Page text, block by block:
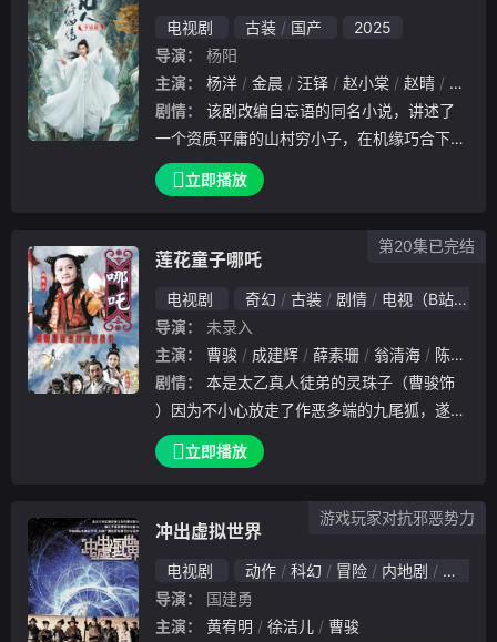
电视剧 古装 国产
2025
导演：
杨阳
主演：
杨洋 金晨 汪铎 赵小棠 赵晴 柳岩
剧情：
一个资质平庸的山村穷小子，在机缘巧合下进
入修仙门派，依靠自己的谋略与谨慎，一路不
断努力突破、热血修仙的故事。手语版：本剧
限公司制作；制片人：张晔（听障）；审稿：
。
立即播放
莲花童子哪吒
电视剧 奇幻 古装 剧情
电视（B站）
导演：
未录入
主演：
曹骏 成建辉 薛素珊 翁清海 陈天文
剧情：
）因为不小心放走了作恶多端的九尾狐，遂被
解除仙籍，贬到了人间，投胎成为了陈塘关李
靖之子。投胎成为人类的灵珠子，也就是哪吒
爱打抱不平，惹出了不少事端；而那一边，被
）身上，迷惑了纣王，让苍生受苦。某日在海
边玩耍的哪吒和东海龙王之子起了争斗，一怒
之下把恶龙剥了皮抽了骨。知道哪吒闯下大祸
立即播放
第20集已完结
冲出虚拟世界
电视剧 动作 科幻 冒险 内地剧
内地
导演：
国建勇
主演：
黄宥明 徐洁儿
曹骏
游戏玩家对抗邪恶势力